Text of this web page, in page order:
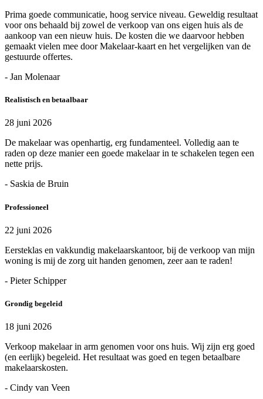
Prima goede communicatie, hoog service niveau. Geweldig resultaat
voor ons behaald bij zowel de verkoop van ons eigen huis als de
aankoop van een nieuw huis. De kosten die we daarvoor hebben
gemaakt vielen mee door Makelaar-kaart en het vergelijken van de
gestuurde offertes.
- Jan Molenaar
Realistisch en betaalbaar
28 juni 2026
De makelaar was openhartig, erg fundamenteel. Volledig aan te
raden op deze manier een goede makelaar in te schakelen tegen een
nette prijs.
- Saskia de Bruin
Professioneel
22 juni 2026
Eersteklas en vakkundig makelaarskantoor, bij de verkoop van mijn
woning is mij de zorg uit handen genomen, zeer aan te raden!
- Pieter Schipper
Grondig begeleid
18 juni 2026
Verkoop makelaar in arm genomen voor ons huis. Wij zijn erg goed
(en eerlijk) begeleid. Het resultaat was goed en tegen betaalbare
makelaarskosten.
- Cindy van Veen